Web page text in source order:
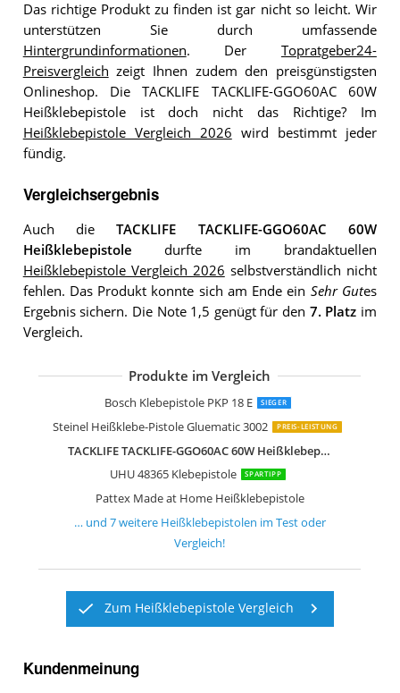
Das richtige Produkt zu finden ist gar nicht so leicht. Wir
unterstützen Sie durch umfassende
Hintergrundinformationen. Der Topratgeber24-
Preisvergleich zeigt Ihnen zudem den preisgünstigsten
Onlineshop. Die TACKLIFE TACKLIFE-GGO60AC 60W
Heißklebepistole ist doch nicht das Richtige? Im
Heißklebepistole Vergleich 2026 wird bestimmt jeder
fündig.
Vergleichsergebnis
Auch dieTACKLIFE TACKLIFE-GGO60AC 60W
Heißklebepistole durfte im brandaktuellen
Heißklebepistole Vergleich 2026 selbstverständlich nicht
fehlen. Das Produkt konnte sich am Ende ein Sehr Gutes
Ergebnis sichern. Die Note 1,5 genügt für den 7. Platz im
Vergleich.
Produkte im Vergleich
Bosch Klebepistole PKP 18 E SIEGER
Steinel Heißklebe-Pistole Gluematic 3002 PREIS-LEISTUNG
TACKLIFE TACKLIFE-GGO60AC 60W Heißklebepistole
UHU 48365 Klebepistole
SPARTIPP
Pattex Made at Home Heißklebepistole
LeaderPro Klebepistole 60W volle
Dremel Heißklebepistole 940-3
Einhell Heißklebepistole TC-GG 30
… und 7weitere Heißklebepistolen im Test oder
Vergleich!
Zum Heißklebepistole Vergleich
Kundenmeinung